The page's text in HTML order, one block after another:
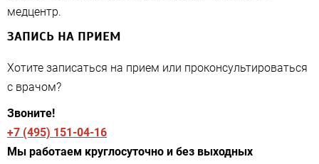
медцентр.
ЗАПИСЬ НА ПРИЕМ
Хотите записаться на прием или проконсультироваться
с врачом?
Звоните!
+7 (495) 151-04-16
Мы работаем круглосуточно и без выходных